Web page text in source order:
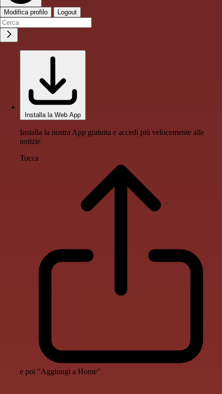
Modifica profilo Logout
Installa la Web App
Installa la nostra App gratuita e accedi più velocemente alle
notizie
Tocca
e poi "Aggiungi a Home"